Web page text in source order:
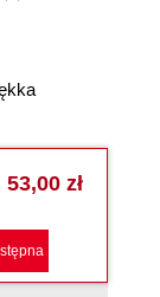
53,00 zł